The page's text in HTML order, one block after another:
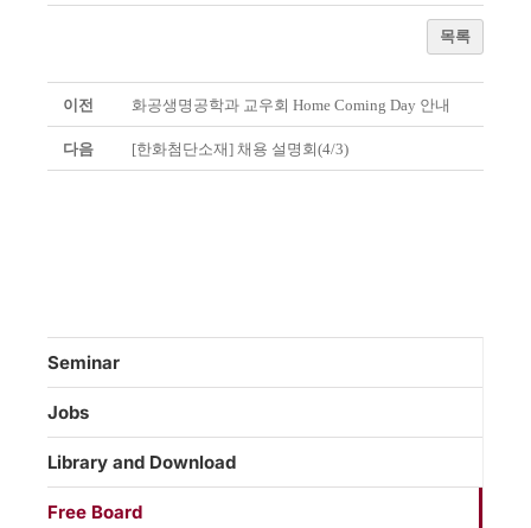
목록
이전 화공생명공학과 교우회 Home Coming Day 안내
다음 [한화첨단소재] 채용 설명회(4/3)
Seminar
Jobs
Library and Download
Free Board